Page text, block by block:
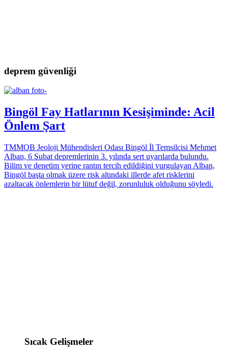
deprem güvenliği
Bingöl Fay Hatlarının Kesişiminde: Acil
Önlem Şart
TMMOB Jeoloji Mühendisleri Odası Bingöl İl Temsilcisi Mehmet
Alban, 6 Şubat depremlerinin 3. yılında sert uyarılarda bulundu.
Bilim ve denetim yerine rantın tercih edildiğini vurgulayan Alban,
Bingöl başta olmak üzere risk altındaki illerde afet risklerini
azaltacak önlemlerin bir lütuf değil, zorunluluk olduğunu söyledi.
Sıcak Gelişmeler